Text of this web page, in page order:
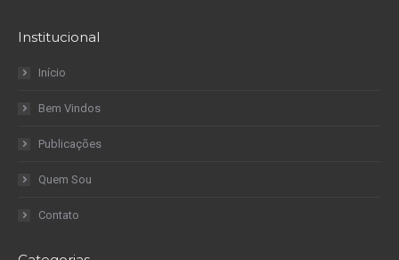
Institucional
Início
Bem Vindos
Publicações
Quem Sou
Contato